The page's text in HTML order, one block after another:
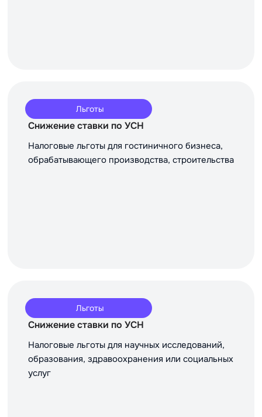
Льготы
Снижение ставки по УСН
Налоговые льготы для гостиничного бизнеса,
обрабатывающего производства, строительства
Льготы
Снижение ставки по УСН
Налоговые льготы для научных исследований,
образования, здравоохранения или социальных
услуг